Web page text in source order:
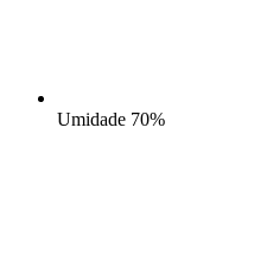
Umidade 70%